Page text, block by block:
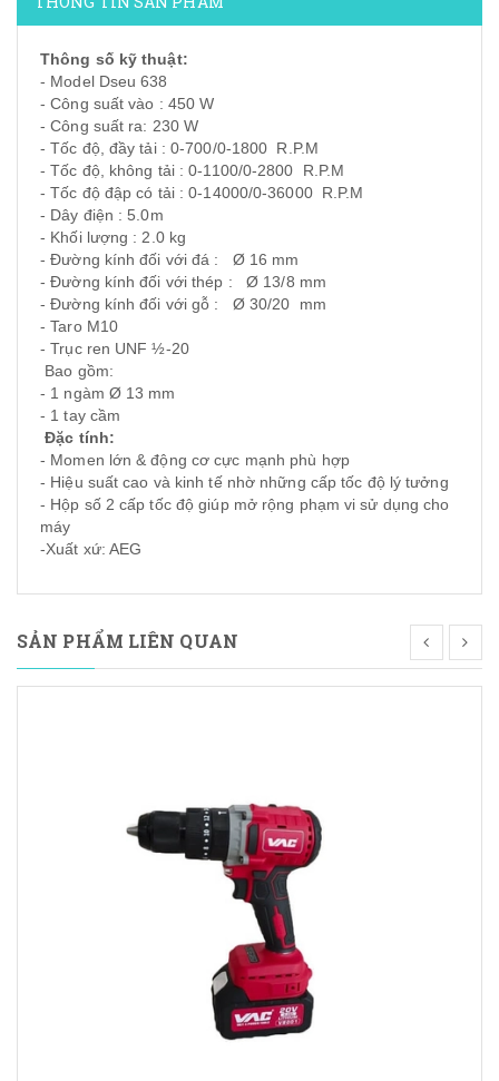
Thông số kỹ thuật:
- Model Dseu 638
- Công suất vào : 450 W
- Công suất ra: 230 W
- Tốc độ, đầy tải : 0-700/0-1800 R.P.M
- Tốc độ, không tải : 0-1100/0-2800 R.P.M
- Tốc độ đập có tải : 0-14000/0-36000 R.P.M
- Dây điện : 5.0m
- Khối lượng : 2.0 kg
- Đường kính đối với đá : Ø 16 mm
- Đường kính đối với thép : Ø 13/8 mm
- Đường kính đối với gỗ : Ø 30/20 mm
- Taro M10
- Trục ren UNF ½-20
Bao gồm:
- 1 ngàm Ø 13 mm
- 1 tay cầm
Đặc tính:
- Momen lớn & động cơ cực mạnh phù hợp
- Hiệu suất cao và kinh tế nhờ những cấp tốc độ lý tưởng
- Hộp số 2 cấp tốc độ giúp mở rộng phạm vi sử dụng cho
máy
-Xuất xứ: AEG
SẢN PHẨM LIÊN QUAN